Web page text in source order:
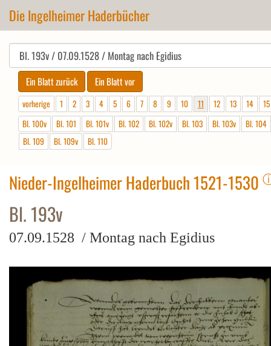
Die Ingelheimer Haderbücher
vorherige 1 2 3 4 5 6 7 8 9 10 11 12 13 14
15
Bl. 100v
Bl. 101 Bl. 101v Bl. 102 Bl. 102v Bl. 103 Bl. 103v
Bl. 104
Bl. 109
Bl. 109v Bl. 110
Nieder-Ingelheimer Haderbuch 1521-1530
Bl. 193v
07.09.1528 / Montag nach Egidius